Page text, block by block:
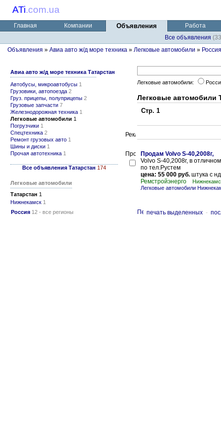
ATi.com.ua
Главная Компании Объявления
Работа
Все объявления
Объявления » Авиа авто ж/д море техника » Легковые автомобили » Россия
Авиа авто ж/д море техника Татарстан
Автобусы, микроавтобусы 1
Грузовики, автопоезда 2
Груз. прицепы, полуприцепы 2
Грузовые запчасти 7
Железнодорожная техника 1
Легковые автомобили 1
Погрузчики 1
Спецтехника 2
Ремонт грузовых авто 1
Шины и диски 1
Прочая автотехника 1
Все объявления Татарстан 174
Легковые автомобили
Татарстан 1
Нижнекамск 1
Россия 12 - все регионы
Легковые автомобили:
Легковые автомобили
Стр. 1
Продам Volvo S-40,2008г,
Volvo S-40,2008г, в
по тел.Рустем
цена: 55 000 руб. штука с
Ремстройэнерго
Легковые автомобили
печать выделенных -